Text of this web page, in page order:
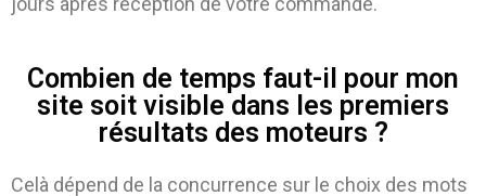
Combien de temps faut-il pour mon
site soit visible dans les premiers
résultats des moteurs ?
Celà dépend de la concurrence sur le choix des mots